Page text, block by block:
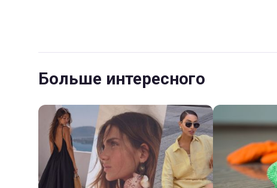
Больше интересного